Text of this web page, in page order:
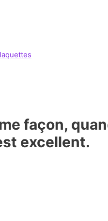
façon,
excellent.